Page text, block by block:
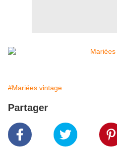
#Mariées vintage
Partager